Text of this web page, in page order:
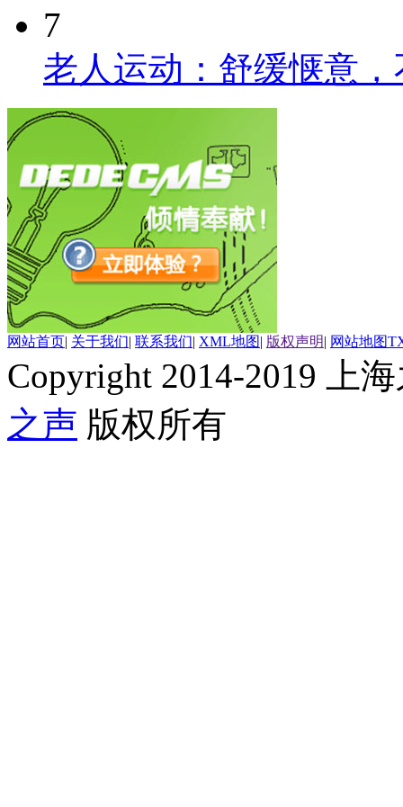
7
老人运动：舒缓惬意
网站首页| 关于我们| 联系我们| XML地图| 版权声明| 网站地图
Copyright 2014-2019 上
之声 版权所有